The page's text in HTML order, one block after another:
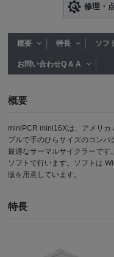
修理・
概要 特長 ソフ
お問い合わせQ & A
概要
miniPCR mini16Xは、アメリカ
プルで手のひらサイズのコン
最適なサーマルサイクラーです
ソフトで行います。ソフトは
版を用意しています。
特長